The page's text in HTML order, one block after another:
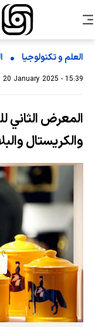
العلم و تکنولوجیا
20 January 2025 - 15:39
المعرض الثاني
والكريستال